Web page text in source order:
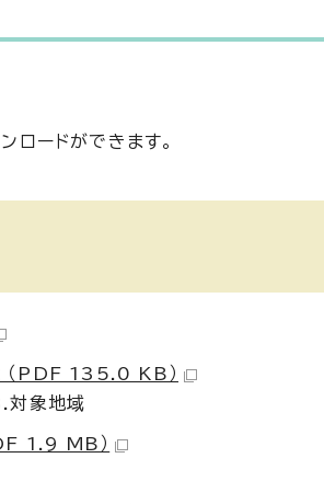
ロードができます。
（PDF 135.0 KB）
象地域
1.9 MB）